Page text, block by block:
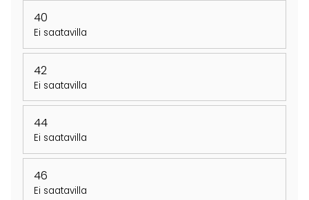
40
Ei saatavilla
42
Ei saatavilla
44
Ei saatavilla
46
Ei saatavilla